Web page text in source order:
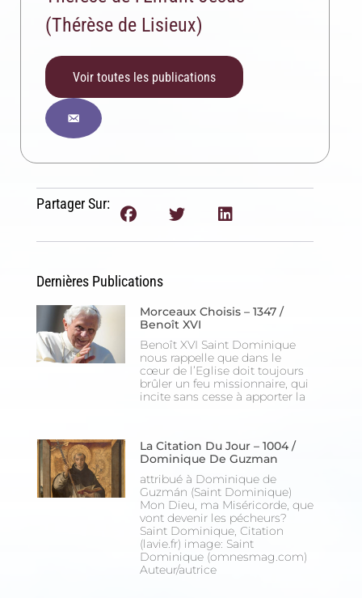
(Thérèse de Lisieux)
Voir toutes les publications
Partager Sur:
Dernières Publications
Morceaux Choisis – 1347 /
Benoît XVI
Benoît XVI Saint Dominique
nous rappelle que dans le
cœur de l’Eglise doit toujours
brûler un feu missionnaire, qui
incite sans cesse à apporter la
La Citation Du Jour – 1004 /
Dominique De Guzman
attribué à Dominique de
Guzmán (Saint Dominique)
Mon Dieu, ma Miséricorde, que
vont devenir les pécheurs?
Saint Dominique, Citation
(lavie.fr) image: Saint
Dominique (omnesmag.com)
Auteur/autrice
Inscription News Letter
veuillez indiquer ci-dessous votre adresse mail.
S'inscrire
Se désinscrire